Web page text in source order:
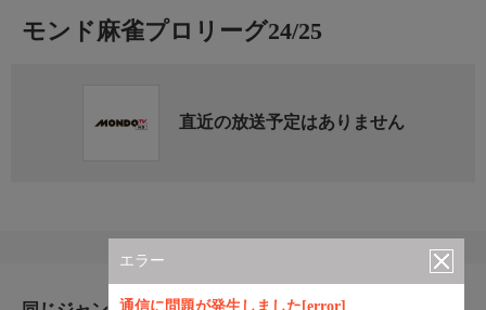
エラー
通信に問題が発生しました[error]
モンド麻雀プロリーグ24/25
直近の放送予定はありません